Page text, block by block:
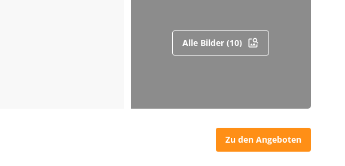
Alle Bilder (10)
Zu den Angeboten